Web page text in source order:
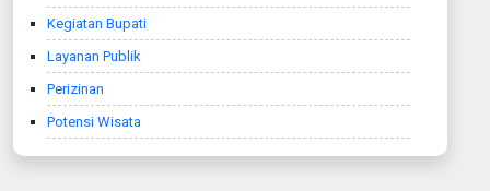
Kegiatan Bupati
Layanan Publik
Perizinan
Potensi Wisata